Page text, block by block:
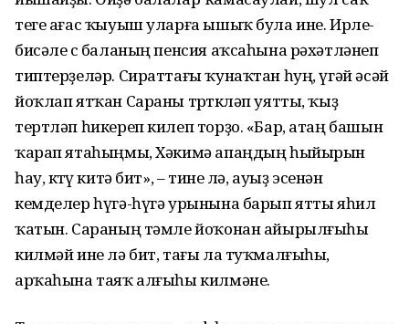
теге ағас ҡыуыш уларға ышыҡ була ине. Ирле-
бисәле өс баланың пенсия аҡсаһына рәхәтләнеп
типтерҙеләр. Сираттағы ҡунаҡтан һуң, үгәй әсәй
йоҡлап ятҡан Сараны төрткөләп уятты, ҡыҙ
тертләп һикереп килеп торҙо. «Бар, атаң башын
ҡарап ятаһыңмы, Хәкимә апаңдың һыйырын
һау, көтөү китә бит», – тине лә, ауыҙ эсенән
кемделер һүгә-һүгә урынына барып ятты яһил
ҡатын. Сараның тәмле йоҡонан айырылғыһы
килмәй ине лә бит, тағы ла туҡмалғыһы,
арҡаһына таяҡ алғыһы килмәне.